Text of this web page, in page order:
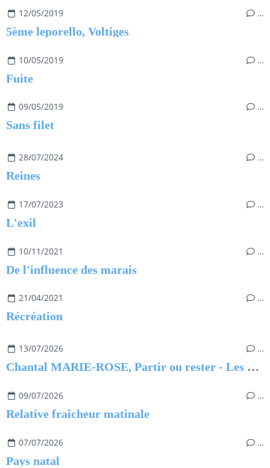
12/05/2019 …
5ème leporello, Voltiges
10/05/2019 …
Fuite
09/05/2019 …
Sans filet
28/07/2024 …
Reines
17/07/2023 …
L'exil
10/11/2021 …
De l'influence des marais
21/04/2021 …
Récréation
13/07/2026 …
Chantal MARIE-ROSE, Partir ou rester - Les clés pour évoluer professionnellement sans regret
09/07/2026 …
Relative fraîcheur matinale
07/07/2026 …
Pays natal